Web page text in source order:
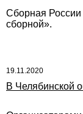
Сборная России
сборной».
19.11.2020
В Челябинской